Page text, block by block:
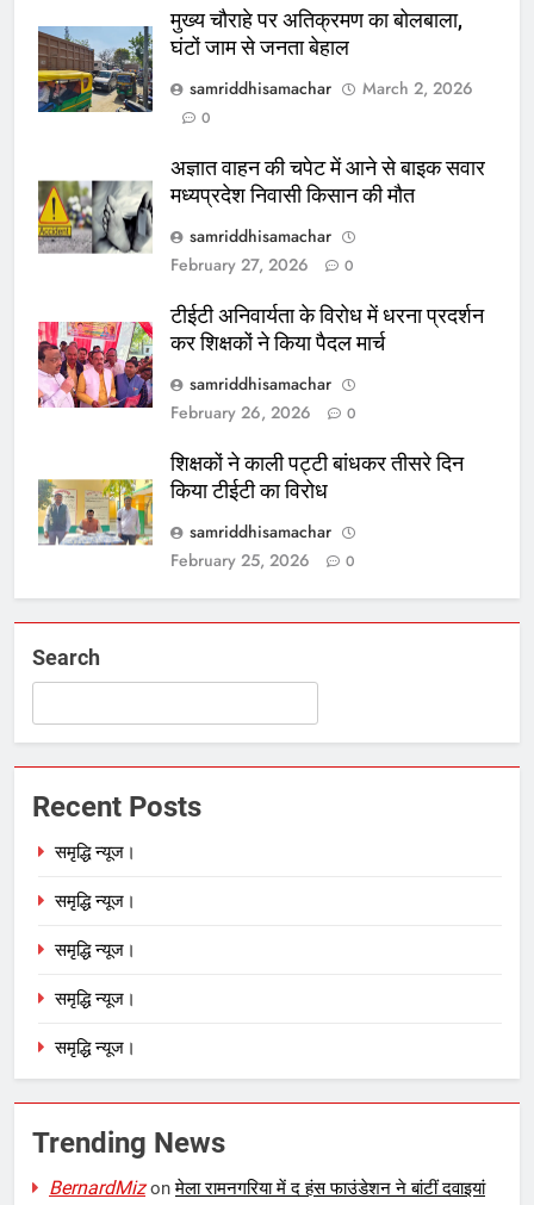
मुख्य चौराहे पर अतिक्रमण का बोलबाला,
घंटों जाम से जनता बेहाल
samriddhisamachar
March 2, 2026
0
अज्ञात वाहन की चपेट में आने से बाइक सवार
मध्यप्रदेश निवासी किसान की मौत
samriddhisamachar
February 27, 2026
0
टीईटी अनिवार्यता के विरोध में धरना प्रदर्शन
कर शिक्षकों ने किया पैदल मार्च
samriddhisamachar
February 26, 2026
0
शिक्षकों ने काली पट्टी बांधकर तीसरे दिन
किया टीईटी का विरोध
samriddhisamachar
February 25, 2026
0
Search
Recent Posts
समृद्धि न्यूज।
समृद्धि न्यूज।
समृद्धि न्यूज।
समृद्धि न्यूज।
समृद्धि न्यूज।
Trending News
BernardMizonमेला रामनगरिया में द हंस फाउंडेशन ने बांटीं दवाइयां